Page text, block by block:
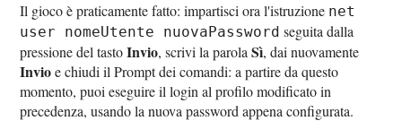
Il gioco è praticamente fatto: impartisci ora l'istruzione net
user nomeUtente nuovaPassword seguita dalla
pressione del tastoInvio, scrivi la parolaSì, dai nuovamente
Invioe chiudi il Prompt dei comandi: a partire da questo
momento, puoi eseguire il login al profilo modificato in
precedenza, usando la nuova password appena configurata.